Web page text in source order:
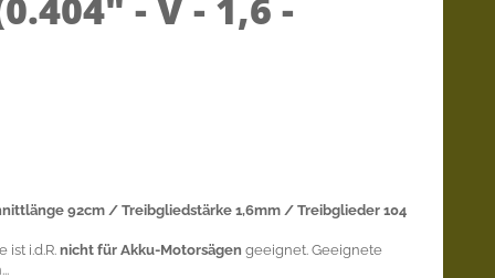
92cm / Treibgliedstärke 1,6mm / Treibglieder 104
ist i.d.R. nicht für Akku-Motorsägen geeignet. Geeignete